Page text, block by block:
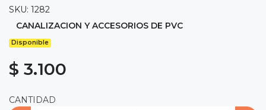
SKU: 1282
CANALIZACION Y ACCESORIOS DE PVC
Disponible
$ 3.100
CANTIDAD